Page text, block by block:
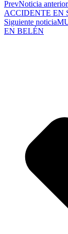
PrevNoticia anterior
ACCIDENTE EN
Siguiente noticia
EN BELÉN